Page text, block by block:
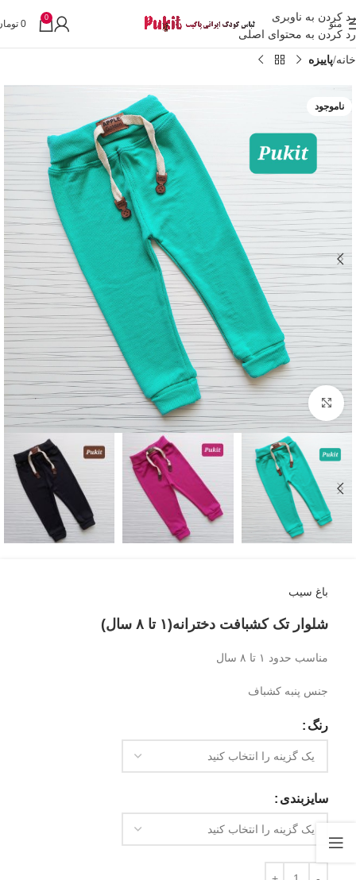
رد کردن به ناوبری
رد کردن به محتوای اصلی
منو
0
0
خانه پاییزه
ناموجود
بزرگنمایی تصویر
باغ سیب
شلوار تک کشبافت دخترانه(۱ تا ۸ سال)
مناسب حدود ۱ تا ۸ سال
جنس پنبه کشباف
رنگ
سایزبندی